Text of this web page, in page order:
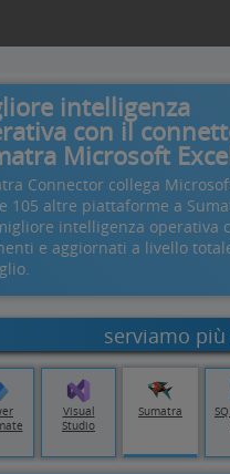
intelligenza
con il
Microsoft
Connector collega
105 altre piattaforme a
intelligenza operativa
e aggiornati a livello
serviamo più
Visual
Studio
Sumatra